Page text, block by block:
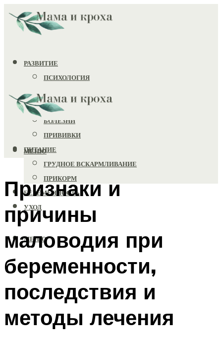
РАЗВИТИЕ
ПСИХОЛОГИЯ
ИГРУШКИ
ЗДОРОВЬЕ
БОЛЕЗНИ
ПРИВИВКИ
ПИТАНИЕ
ГРУДНОЕ ВСКАРМЛИВАНИЕ
ПРИКОРМ
БЕРЕМЕННОСТЬ
УХОД
МЕНЮ
МЕНЮ
Признаки и
причины
маловодия при
беременности,
последствия и
методы лечения